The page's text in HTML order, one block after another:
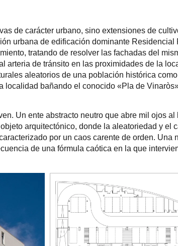
de carácter urbano, sino extensiones de
urbana de edificación dominante Residencial
tratando de resolver las fachadas del
arteria de tránsito en las proximidades de la
aleatorios de una población histórica
localidad bañando el conocido «Pla de
Un ente abstracto neutro que abre mil ojos al
arquitectónico, donde la aleatoriedad y el
por un caos carente de orden. Una
de una fórmula caótica en la que